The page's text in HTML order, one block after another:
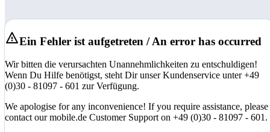
Ein Fehler ist aufgetreten / An error has occurred
Wir bitten die verursachten Unannehmlichkeiten zu entschuldigen!
Wenn Du Hilfe benötigst, steht Dir unser Kundenservice unter +49
(0)30 - 81097 - 601 zur Verfügung.
We apologise for any inconvenience! If you require assistance, please
contact our mobile.de Customer Support on +49 (0)30 - 81097 - 601.